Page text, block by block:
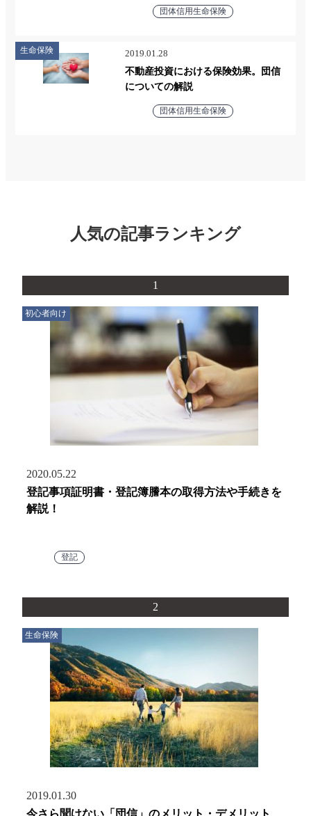
団体信用生命保険
生命保険 2019.01.28
不動産投資における保険効果。団信
についての解説
団体信用生命保険
人気の記事ランキング
1
初心者向け
2020.05.22
登記事項証明書・登記簿謄本の取得方法や手続きを
解説！
登記
2
生命保険
2019.01.30
今さら聞けない「団信」のメリット・デメリット